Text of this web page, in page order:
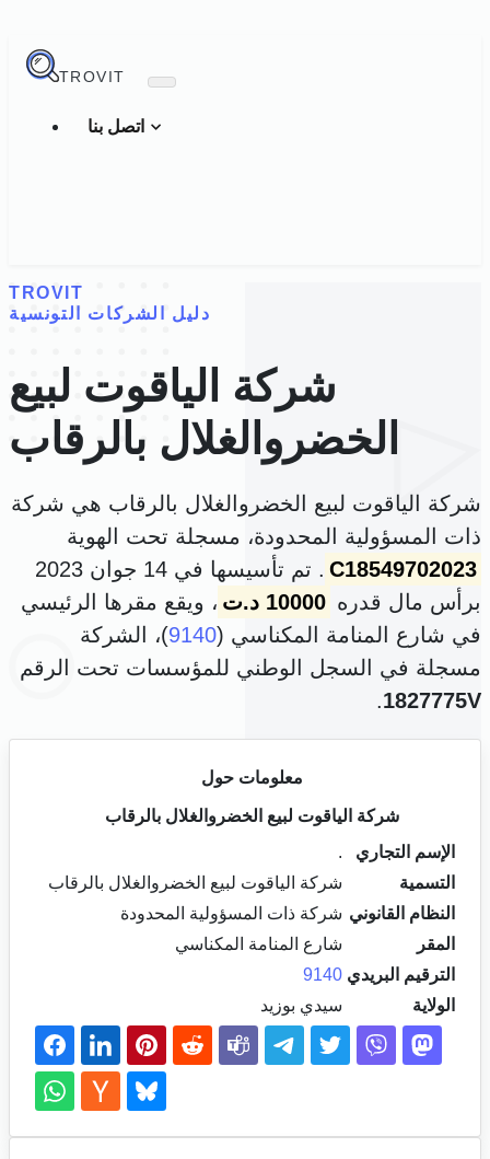
TROVIT
TROVIT
دليل الشركات التونسية
شركة الياقوت لبيع
الخضروالغلال بالرقاب
شركة الياقوت لبيع الخضروالغلال بالرقاب هي شركة
ذات المسؤولية المحدودة، مسجلة تحت الهوية
C18549702023
. تم تأسيسها في 14 جوان 2023
برأس مال قدره 10000 د.ت
، ويقع مقرها الرئيسي
في شارع المنامة المكناسي (9140)، الشركة
مسجلة في السجل الوطني للمؤسسات تحت الرقم
1827775V
.
معلومات حول
شركة الياقوت لبيع الخضروالغلال بالرقاب
الإسم التجاري
.
التسمية
شركة الياقوت لبيع الخضروالغلال بالرقاب
النظام القانوني شركة ذات المسؤولية المحدودة
المقر
شارع المنامة المكناسي
الترقيم البريدي 9140
الولاية
سيدي بوزيد